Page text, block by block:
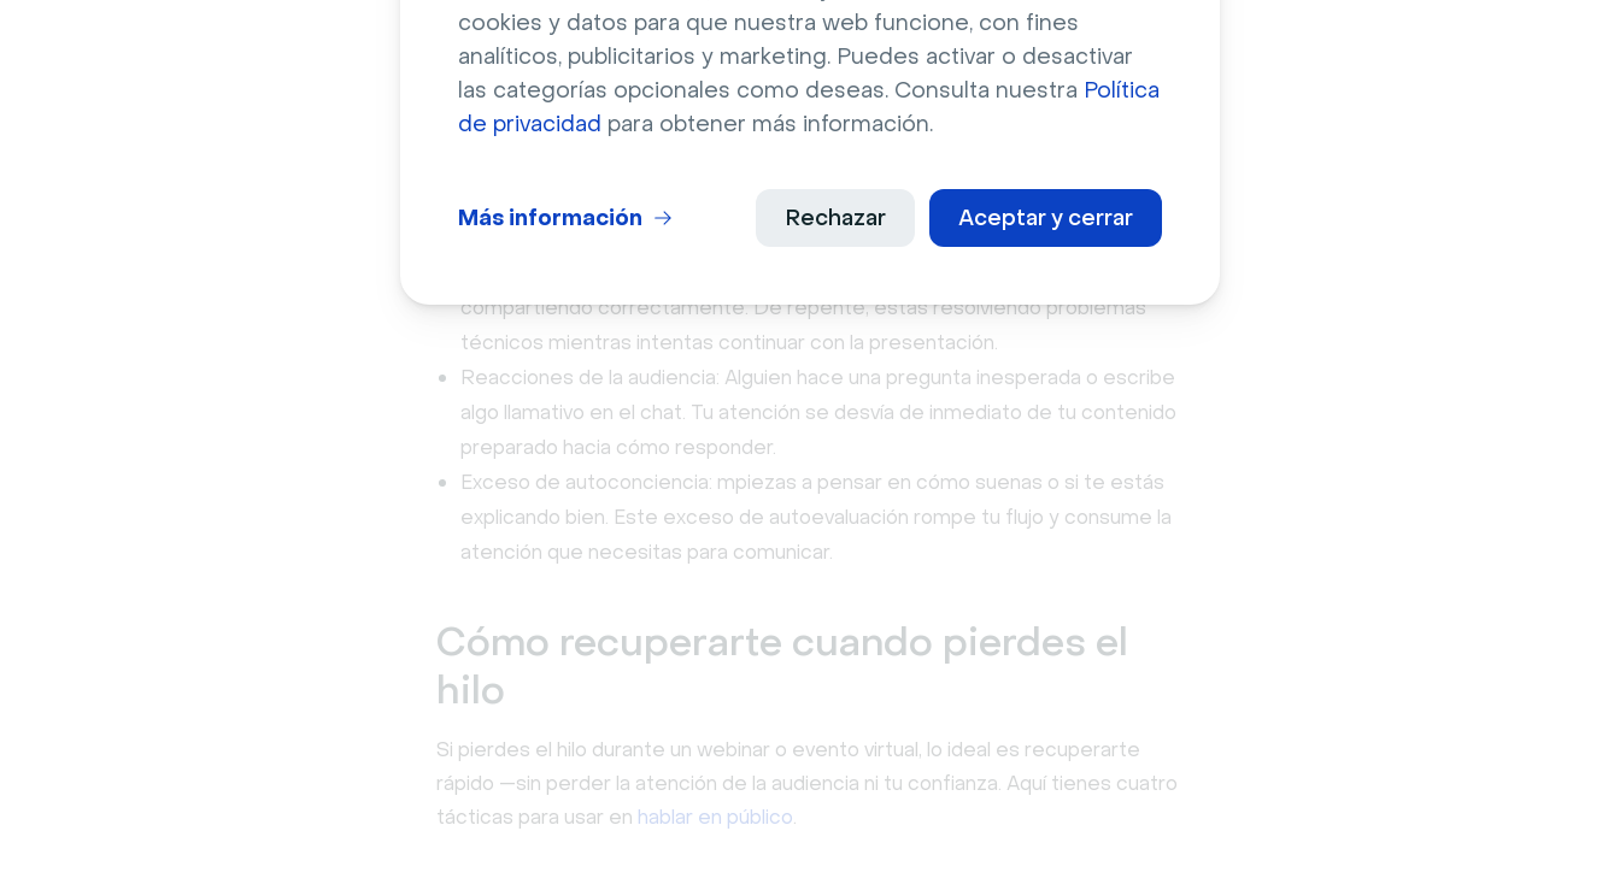
cookies y datos para que nuestra web funcione, con fines
analíticos, publicitarios y marketing. Puedes activar o desactivar
las categorías opcionales como deseas. Consulta nuestra Política
de privacidad para obtener más información.
Aceptar y cerrar
Rechazar
Más información
Desencadenantes comunes que hacen perder el
hilo incluso a oradores experimentados
factores —tanto externos como mentales— que suelen provocar estos
bloqueos:
compartiendo correctamente. De repente, estás resolviendo problemas
técnicos mientras intentas continuar con la presentación.
Reacciones de la audiencia: Alguien hace una pregunta inesperada o escribe
algo llamativo en el chat. Tu atención se desvía de inmediato de tu contenido
preparado hacia cómo responder.
Exceso de autoconciencia: mpiezas a pensar en cómo suenas o si te estás
explicando bien. Este exceso de autoevaluación rompe tu flujo y consume la
atención que necesitas para comunicar.
Cómo recuperarte cuando pierdes el
hilo
Si pierdes el hilo durante un webinar o evento virtual, lo ideal es recuperarte
rápido —sin perder la atención de la audiencia ni tu confianza. Aquí tienes cuatro
tácticas para usar en hablar en público.